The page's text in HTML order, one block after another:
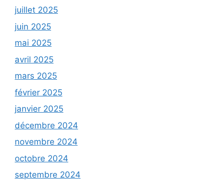
juillet 2025
juin 2025
mai 2025
avril 2025
mars 2025
février 2025
janvier 2025
décembre 2024
novembre 2024
octobre 2024
septembre 2024